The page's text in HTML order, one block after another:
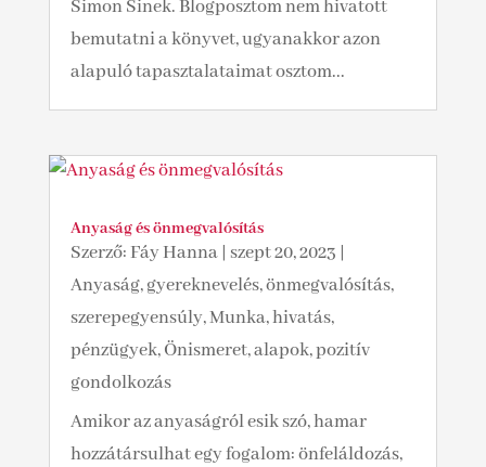
Simon Sinek. Blogposztom nem hivatott
bemutatni a könyvet, ugyanakkor azon
alapuló tapasztalataimat osztom...
Anyaság és önmegvalósítás
Szerző:Fáy Hanna| szept 20, 2023 |
Anyaság, gyereknevelés, önmegvalósítás,
szerepegyensúly,Munka, hivatás,
pénzügyek,Önismeret, alapok, pozitív
gondolkozás
Amikor az anyaságról esik szó, hamar
hozzátársulhat egy fogalom: önfeláldozás,